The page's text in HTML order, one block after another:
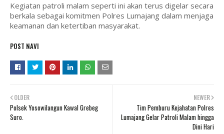
Kegiatan patroli malam seperti ini akan terus digelar secara
berkala sebagai komitmen Polres Lumajang dalam menjaga
keamanan dan ketertiban masyarakat.
POST NAVI
NEWER
Tim Pemburu Kejahatan Polres
Lumajang Gelar Patroli Malam hingga
Dini Hari
OLDER
Polsek Yosowilangun Kawal Grebeg
Suro.